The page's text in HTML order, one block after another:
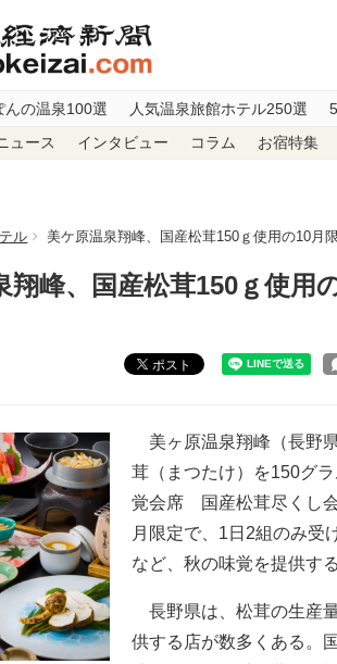
んの温泉100選 人気温泉旅館ホテル250選
ュース インタビュー コラム お宿特集
ル 美ケ原温泉翔峰、国産松茸150ｇ使用の10月
翔峰、国産松茸150ｇ使用
ポスト
美ヶ原温泉翔峰（長野
茸（まつたけ）を150グ
覚会席 国産松茸尽くし
月限定で、1日2組のみ受
など、秋の味覚を提供する
長野県は、松茸の生産
供する店が数多くある。